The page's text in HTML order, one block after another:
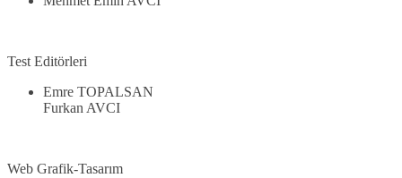
Test Editörleri
Emre TOPALSAN
Furkan AVCI
Web Grafik-Tasarım